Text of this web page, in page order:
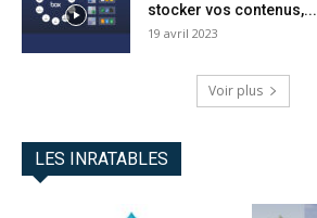
stocker vos contenus,...
19 avril 2023
Voir plus
LES INRATABLES